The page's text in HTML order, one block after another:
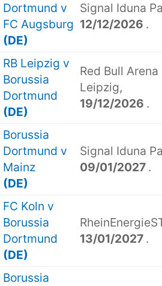
Dortmund v
FC Augsburg
(DE)
Signal Iduna
12/12/2026 .
RB Leipzig v
Borussia
Dortmund
(DE)
Red Bull Arena
Leipzig,
19/12/2026 .
Borussia
Dortmund v
Mainz
(DE)
Signal Iduna
09/01/2027 .
FC Koln v
Borussia
Dortmund
(DE)
13/01/2027 .
Borussia